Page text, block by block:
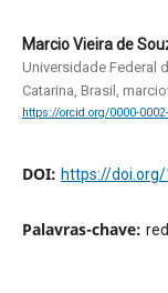
Marcio Vieira de
Universidade Federal
Catarina, Brasil,
https://orcid.org/0000-
DOI: https://
Palavras-chave: